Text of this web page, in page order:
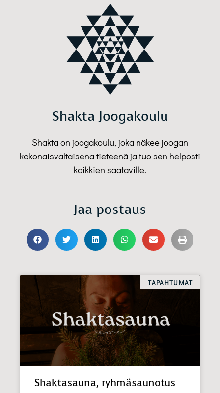
Shakta Joogakoulu
Shakta on joogakoulu, joka näkee joogan
kokonaisvaltaisena tieteenä ja tuo sen helposti
kaikkien saataville.
Jaa postaus
TAPAHTUMAT
Shaktasauna, ryhmäsaunotus